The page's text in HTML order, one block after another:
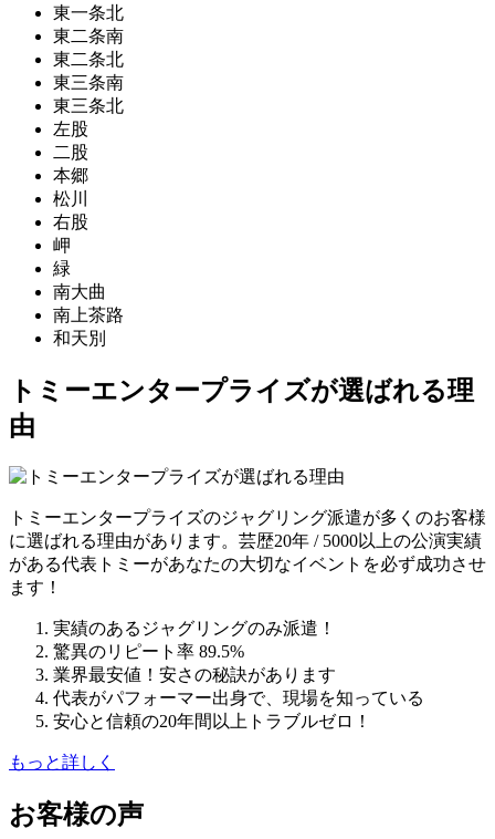
東一条北
東二条南
東二条北
東三条南
東三条北
左股
二股
本郷
松川
右股
岬
緑
南大曲
南上茶路
和天別
トミーエンタープライズが選ばれる理
由
トミーエンタープライズのジャグリング派遣が多くのお客様
に選ばれる理由があります。芸歴20年 / 5000以上の公演実績
がある代表トミーがあなたの大切なイベントを必ず成功させ
ます！
実績のあるジャグリングのみ派遣！
驚異のリピート率 89.5%
業界最安値！安さの秘訣があります
代表がパフォーマー出身で、現場を知っている
安心と信頼の20年間以上トラブルゼロ！
もっと詳しく
お客様の声